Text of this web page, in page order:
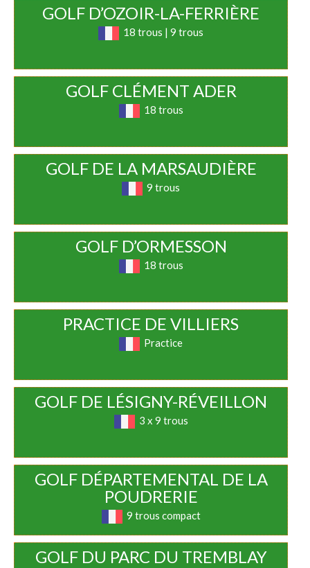
GOLF D’OZOIR-LA-FERRIÈRE
18 trous | 9 trous
GOLF CLÉMENT ADER
18 trous
GOLF DE LA MARSAUDIÈRE
9 trous
GOLF D’ORMESSON
18 trous
PRACTICE DE VILLIERS
Practice
GOLF DE LÉSIGNY-RÉVEILLON
3 x 9 trous
GOLF DÉPARTEMENTAL DE LA
POUDRERIE
9 trous compact
GOLF DU PARC DU TREMBLAY